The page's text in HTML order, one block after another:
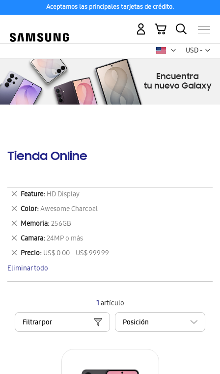
Aceptamos las principales tarjetas de crédito.
USD -
dólar
Mi carrito
Tienda Online
1artículo
Filtrar por
Feature HD Display
Eliminar
este
artículo
Color Awesome Charcoal
Eliminar
este
artículo
Memoria 256GB
Eliminar
este
artículo
Camara 24MP o más
Eliminar
este
artículo
Precio US$ 0.00 - US$ 999.99
Eliminar
este
artículo
Eliminar todo